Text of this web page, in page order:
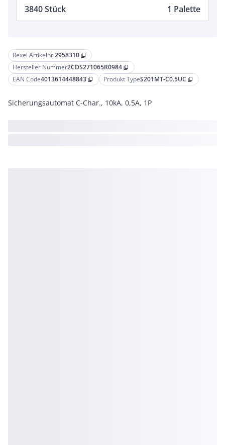
Rexel Artikelnr.2958310 content_copy
Hersteller Nummer2CDS271065R0984 content_copy
EAN Code4013614448843 content_copy Produkt TypeS201MT-C0.5UC content_copy
Sicherungsautomat C-Char., 10kA, 0,5A, 1P
3840 Stück 1 Palette